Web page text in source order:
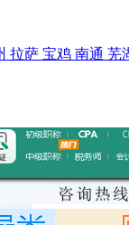
拉萨 宝鸡 南通 芜